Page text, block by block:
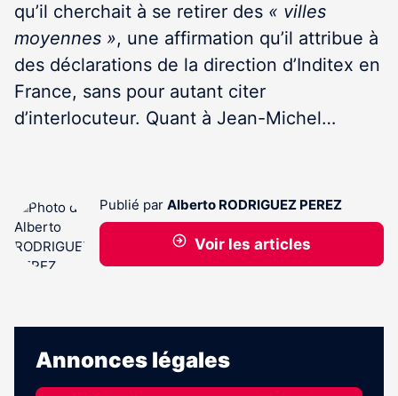
qu’il cherchait à se retirer des « villes
moyennes », une affirmation qu’il attribue à
des déclarations de la direction d’Inditex en
France, sans pour autant citer
d’interlocuteur. Quant à Jean-Michel…
Publié par Alberto RODRIGUEZ PEREZ
Voir les articles
Annonces légales